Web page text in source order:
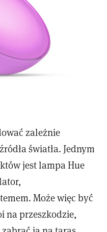
zależnie
światła. Jednym
jest lampa Hue
Może więc być
na przeszkodzie,